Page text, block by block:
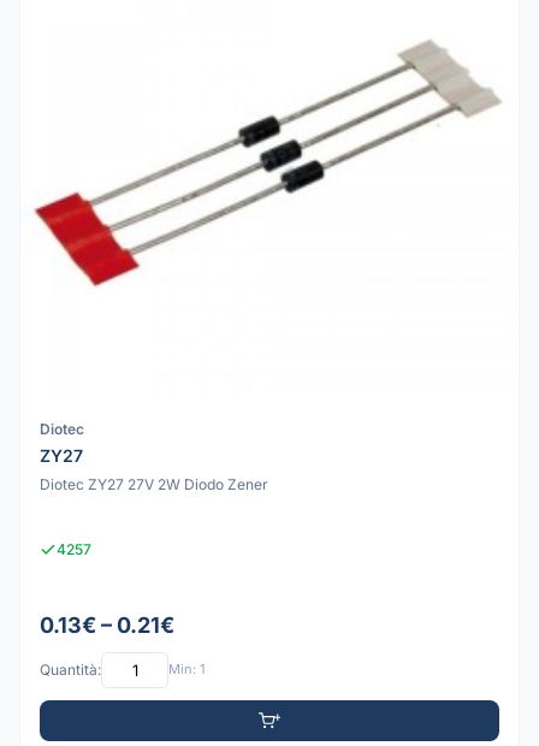
Diotec
ZY27
Diotec ZY27 27V 2W Diodo Zener
4257
0.13€ – 0.21€
Quantità: Min: 1